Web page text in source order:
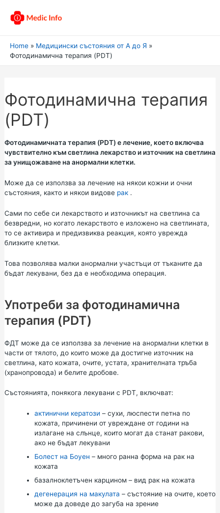
Home
Медицински състояния от А до Я
Фотодинамична терапия (PDT)
Фотодинамична терапия
(PDT)
Фотодинамичната терапия (PDT) е лечение, което включва
чувствително към светлина лекарство и източник на светлина
за унищожаване на анормални клетки.
Може да се използва за лечение на някои кожни и очни
състояния, както и някои видове рак.
Сами по себе си лекарството и източникът на светлина са
безвредни, но когато лекарството е изложено на светлината,
то се активира и предизвиква реакция, която уврежда
близките клетки.
Това позволява малки анормални участъци от тъканите да
бъдат лекувани, без да е необходима операция.
Употреби за фотодинамична
терапия (PDT)
ФДТ може да се използва за лечение на анормални клетки в
части от тялото, до които може да достигне източник на
светлина, като кожата, очите, устата, хранителната тръба
(хранопровода) и белите дробове.
Състоянията, понякога лекувани с PDT, включват:
актинични кератози – сухи, люспести петна по
кожата, причинени от увреждане от години на
излагане на слънце, които могат да станат ракови,
ако не бъдат лекувани
Болест на Боуен – много ранна форма на рак на
кожата
базалноклетъчен карцином– вид рак на кожата
дегенерация на макулата – състояние на очите, което
може да доведе до загуба на зрение